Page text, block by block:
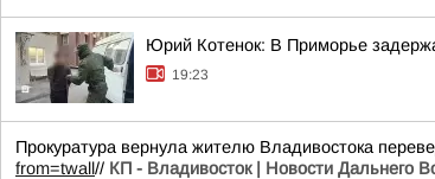
Юрий Котенок: В Приморье
19:23
Прокуратура вернула жителю Владивостока
from=twall// КП - Владивосток | Новости Дальнего